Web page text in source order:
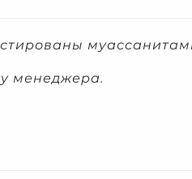
менеджера.